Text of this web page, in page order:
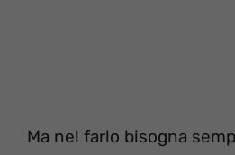
Ma nel farlo bisogna